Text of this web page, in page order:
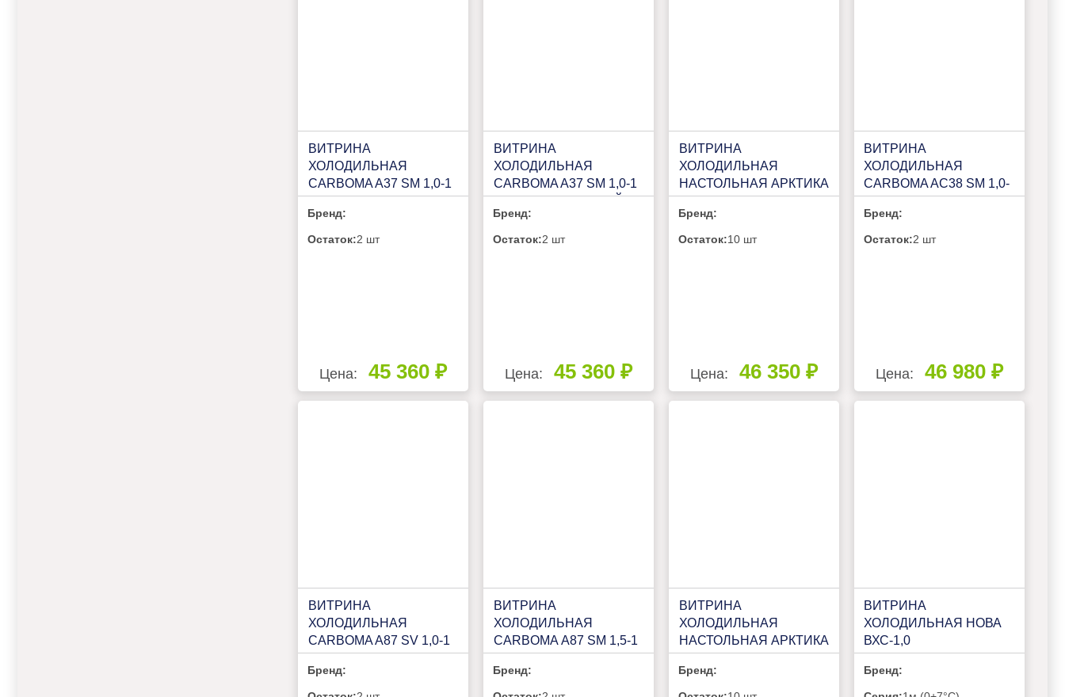
ВИТРИНА
ХОЛОДИЛЬНАЯ
CARBOMA A37 SM 1,0-1
(ВХСВ-1,0) (4 GN 1/3)
(1800904P)
Бренд:
Остаток:2 шт
Цена: 45 360 ₽
ВИТРИНА
ХОЛОДИЛЬНАЯ
CARBOMA A37 SM 1,0-1
(ВХСВ-1,0 СУШИ-КЕЙС)
(4 GN 1/3)(1801472P)
Бренд:
Остаток:2 шт
Цена: 45 360 ₽
ВИТРИНА
ХОЛОДИЛЬНАЯ
НАСТОЛЬНАЯ АРКТИКА
ПНК 100 У
Бренд:
Остаток:10 шт
Цена: 46 350 ₽
ВИТРИНА
ХОЛОДИЛЬНАЯ
CARBOMA AC38 SM 1,0-
1(П0000010948)
Бренд:
Остаток:2 шт
Цена: 46 980 ₽
ВИТРИНА
ХОЛОДИЛЬНАЯ
CARBOMA A87 SV 1,0-1
(ВХСН-1,0 АРГО)
(1801252P.1568)
Бренд:
ВИТРИНА
ХОЛОДИЛЬНАЯ
CARBOMA А87 SM 1,5-1
(ВХС-1,5 АРГО)
(1801244P.1565)
Бренд:
ВИТРИНА
ХОЛОДИЛЬНАЯ
НАСТОЛЬНАЯ АРКТИКА
ПН 150
Бренд:
ВИТРИНА
ХОЛОДИЛЬНАЯ НОВА
ВХС-1,0
Бренд: